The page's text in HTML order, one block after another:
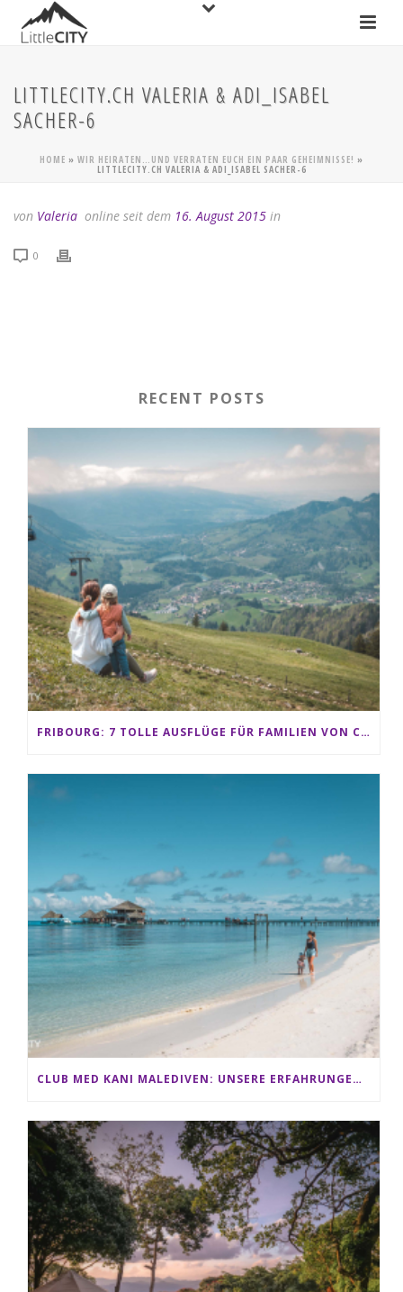
LITTLECITY.CH VALERIA & ADI_ISABEL
SACHER-6
HOME » WIR HEIRATEN…UND VERRATEN EUCH EIN PAAR GEHEIMNISSE! »
LITTLECITY.CH VALERIA & ADI_ISABEL SACHER-6
von Valeria online seit dem 16. August 2015 in
0
RECENT POSTS
FRIBOURG: 7 TOLLE AUSFLÜGE FÜR FAMILIEN VON CHARMEY BIS LES PACCOTS
CLUB MED KANI MALEDIVEN: UNSERE ERFAHRUNGEN IM ALL-INCLUSIVE PARADIES